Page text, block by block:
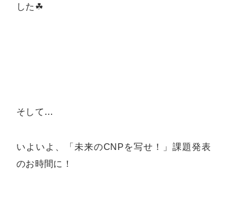
した☘
そして…
いよいよ、「未来のCNPを写せ！」課題発表
のお時間に！